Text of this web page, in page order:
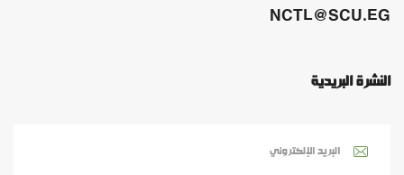
NCTL@SCU.EG
النشرة البريدية